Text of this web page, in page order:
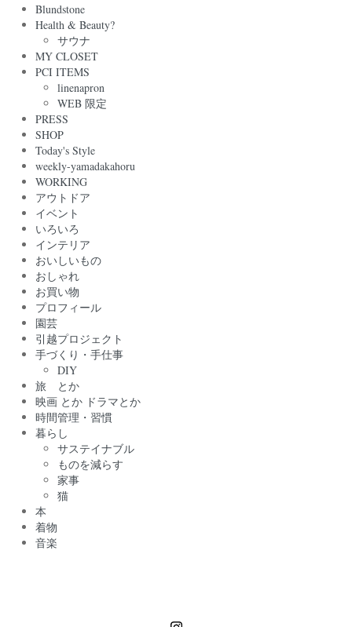
Blundstone
Health & Beauty?
サウナ
MY CLOSET
PCI ITEMS
linenapron
WEB 限定
PRESS
SHOP
Today's Style
weekly-yamadakahoru
WORKING
アウトドア
イベント
いろいろ
インテリア
おいしいもの
おしゃれ
お買い物
プロフィール
園芸
引越プロジェクト
手づくり・手仕事
DIY
旅 とか
映画 とか ドラマとか
時間管理・習慣
暮らし
サステイナブル
ものを減らす
家事
猫
本
着物
音楽